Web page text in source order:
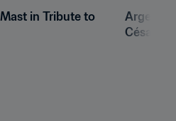
in Tribute to
César